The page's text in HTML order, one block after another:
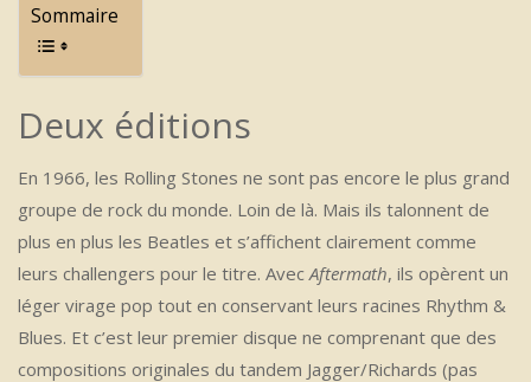
Sommaire
Deux éditions
En 1966, les Rolling Stones ne sont pas encore le plus grand
groupe de rock du monde. Loin de là. Mais ils talonnent de
plus en plus les Beatles et s’affichent clairement comme
leurs challengers pour le titre. AvecAftermath, ils opèrent un
léger virage pop tout en conservant leurs racines Rhythm &
Blues. Et c’est leur premier disque ne comprenant que des
compositions originales du tandem Jagger/Richards (pas